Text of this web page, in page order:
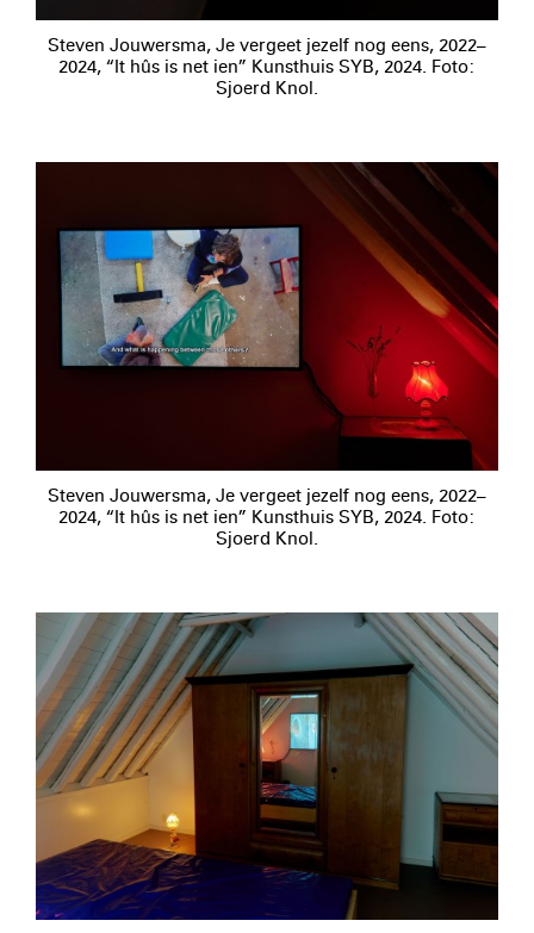
Steven Jouwersma, Je vergeet jezelf nog eens, 2022–
2024, “It hûs is net ien” Kunsthuis SYB, 2024. Foto:
Sjoerd Knol.
Steven Jouwersma, Je vergeet jezelf nog eens, 2022–
2024, “It hûs is net ien” Kunsthuis SYB, 2024. Foto:
Sjoerd Knol.